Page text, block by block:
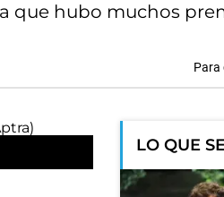
que hubo muchos
Para
LO QUE